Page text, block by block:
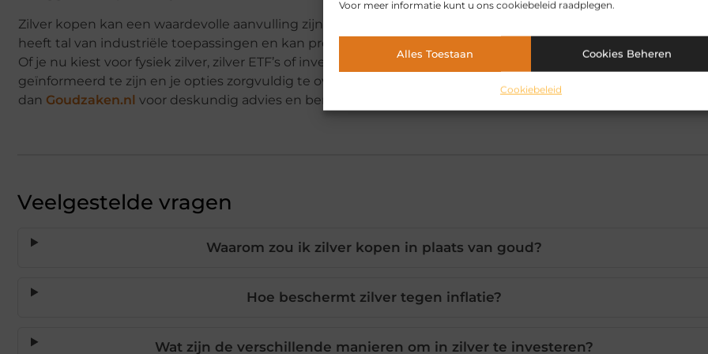
Voor meer informatie kunt u ons cookiebeleid raadplegen.
Alles Toestaan Cookies Beheren
Cookiebeleid
Zilver kopen kan een waardevolle aanvulling zijn op je beleggingsstrategie. Het biedt bescherming tegen
heeft tal van industriële toepassingen en kan profiteren van de groeiende vraag naar duurzame
Of je nu kiest voor fysiek zilver, zilver ETF’s of investeringen in zilvermijnen, het is belangrijk om goed
geïnformeerd te zijn en je opties zorgvuldig te overwegen. Wil je meer weten over de mogelijkheden? Bezoek
dan Goudzaken.nl voor deskundig advies en bemiddeling in de aan- en verkoop van fysiek zilver en goud.
Veelgestelde vragen
Waarom zou ik zilver kopen in plaats van goud?
Hoe beschermt zilver tegen inflatie?
Wat zijn de verschillende manieren om in zilver te investeren?